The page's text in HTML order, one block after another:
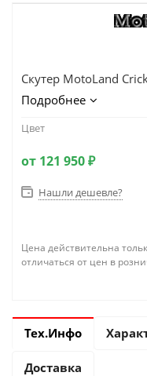
Скутер MotoLand
Подробнее
Цвет
от 121 950 ₽
Нашли дешевле?
Цена действительна
отличаться от цен в
Тех.Инфо
Доставка